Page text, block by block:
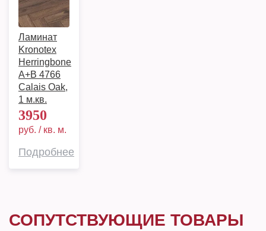
Ламинат
Kronotex
Herringbone
A+B 4766
Calais Oak,
1 м.кв.
3950
руб. / кв. м.
Подробнее
СОПУТСТВУЮЩИЕ ТОВАРЫ